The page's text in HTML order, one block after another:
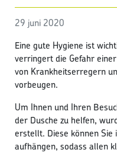
29 juni 2020
Eine gute Hygiene ist
verringert die Gefahr
von Krankheitserregern
vorbeugen.
Um Ihnen und Ihren
der Dusche zu helfen,
erstellt. Diese können
aufhängen, sodass allen